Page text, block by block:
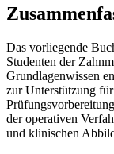
Das vorliegende
Studenten der
Grundlagenwissen
zur Unterstützung
der operativen
und klinischen